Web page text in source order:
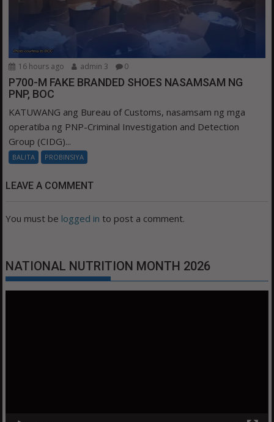
16 hours ago admin 3 0
P700-M FAKE BRANDED SHOES NASAMSAM NG
PNP, BOC
KATUWANG ang Bureau of Customs, nasamsam ng mga
operatiba ng PNP-Criminal Investigation and Detection
Group (CIDG)...
BALITA PROBINSIYA
LEAVE A COMMENT
You must be logged in to post a comment.
NATIONAL NUTRITION MONTH 2026